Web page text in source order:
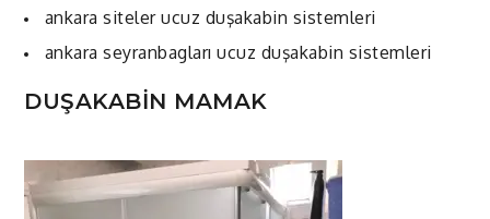
ankara siteler ucuz duşakabin sistemleri
ankara seyranbagları ucuz duşakabin sistemleri
DUŞAKABİN MAMAK